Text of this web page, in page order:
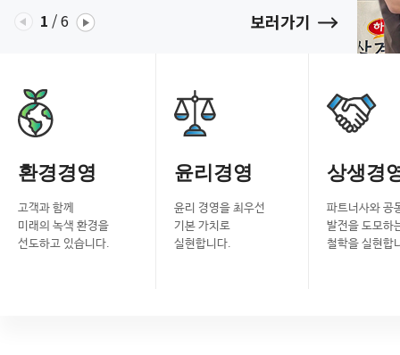
보러가기
1 /6
환경경영
고객과 함께
미래의 녹색 환경을
선도하고 있습니다.
윤리경영
윤리 경영을 최우선
기본 가치로
실현합니다.
상생경
파트너사와 공
발전을 도모하
철학을 실현합